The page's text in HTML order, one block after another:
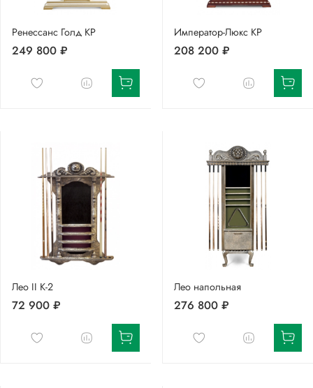
Ренессанс Голд КР
249 800 ₽
Император-Люкс КР
208 200 ₽
Лео II К-2
72 900 ₽
Лео напольная
276 800 ₽